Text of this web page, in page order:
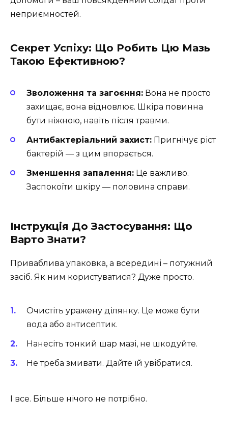
неприємностей.
Секрет Успіху: Що Робить Цю Мазь
Такою Ефективною?
Зволоження та загоєння: Вона не просто
захищає, вона відновлює. Шкіра повинна
бути ніжною, навіть після травми.
Антибактеріальний захист: Пригнічує ріст
бактерій — з цим впорається.
Зменшення запалення: Це важливо.
Заспокоїти шкіру — половина справи.
Інструкція До Застосування: Що
Варто Знати?
Приваблива упаковка, а всередині – потужний
засіб. Як ним користуватися? Дуже просто.
Очистіть уражену ділянку. Це може бути
вода або антисептик.
Нанесіть тонкий шар мазі, не шкодуйте.
Не треба змивати. Дайте їй увібратися.
І все. Більше нічого не потрібно.